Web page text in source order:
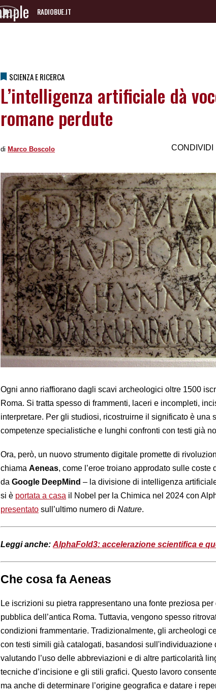
RADIOBUE.IT
Audio
SCIENZA E RICERCA
L’intelligenza artificiale dà
romane perdute
di Marco Boscolo CONDIVIDI
Ogni anno riaffiorano dagli scavi archeologici oltre 1500
Roma. Si tratta spesso di frammenti, laceri e incompleti,
interpretare. Per gli studiosi, ricostruirne il significato è una
competenze specialistiche e lunghi confronti con testi già
Ora, però, un nuovo strumento digitale promette di
chiama Aeneas, come l’eroe troiano approdato sulle
da Google DeepMind – la divisione di intelligenza
si è portata a casa il Nobel per la Chimica nel 2024 con
presentato sull’ultimo numero di Nature.
Leggi anche: AlphaFold3: accelerazione scientifica e
Che cosa fa Aeneas
Le iscrizioni su pietra rappresentano una fonte preziosa
pubblica dell’antica Roma. Tuttavia, vengono spesso
condizioni frammentarie. Tradizionalmente, gli archeologi
con testi simili già catalogati, basandosi
valutando l’uso delle abbreviazioni e di altre particolarità
tecniche d’incisione e gli stili grafici. Questo lavoro
ma anche di determinare l’origine geografica e datare i